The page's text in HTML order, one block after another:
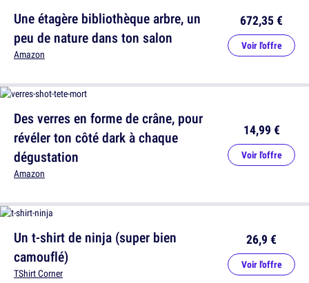
Des verres en forme de crâne, pour
révéler ton côté dark à chaque
dégustation
Amazon
14,99 €
Voir l'offre
Une étagère bibliothèque arbre, un
peu de nature dans ton salon
Amazon
672,35 €
Voir l'offre
Un t-shirt de ninja (super bien
camouflé)
TShirt Corner
26,9 €
Voir l'offre